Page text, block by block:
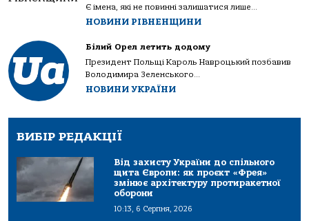
Є імена, які не повинні залишатися лише...
НОВИНИ РІВНЕНЩИНИ
Білий Орел летить додому
Президент Польщі Кароль Навроцький позбавив
Володимира Зеленського...
НОВИНИ УКРАЇНИ
ВИБІР РЕДАКЦІЇ
Від захисту України до спільного
щита Європи: як проєкт «Фрея»
змінює архітектуру протиракетної
оборони
10:13, 6 Серпня, 2026